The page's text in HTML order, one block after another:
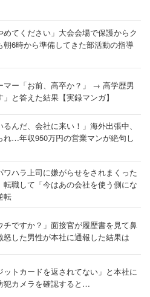
めてください」大会会場で保護からク
6時から準備してきた部活動の指導
マー「お前、高卒か？」 → 高学歴男
と答えた結果【実録マンガ】
るんだ、会社に来い！」海外出張中、
れ…年収950万円の営業マンが絶句し
ワハラ上司に嫌がらせをされまくった
職して「今はあの会社を使う側にな
転
チですか？」面接官が履歴書を見て鼻
た男性が本社に通報した結果は
ットカードを返されてない」と本社に
カメラを確認すると…